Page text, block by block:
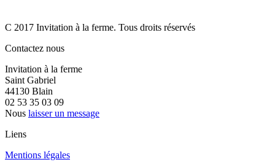
C 2017 Invitation à la ferme. Tous droits réservés
Contactez nous
Invitation à la ferme
Saint Gabriel
44130 Blain
02 53 35 03 09
Nous laisser un message
Liens
Mentions légales